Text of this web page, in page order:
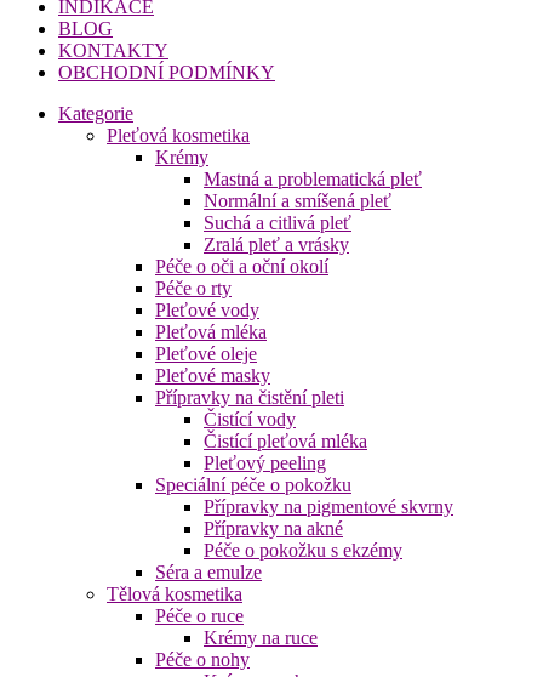
INDIKACE
BLOG
KONTAKTY
OBCHODNÍ PODMÍNKY
Kategorie
Pleťová kosmetika
Krémy
Mastná a problematická pleť
Normální a smíšená pleť
Suchá a citlivá pleť
Zralá pleť a vrásky
Péče o oči a oční okolí
Péče o rty
Pleťové vody
Pleťová mléka
Pleťové oleje
Pleťové masky
Přípravky na čistění pleti
Čistící vody
Čistící pleťová mléka
Pleťový peeling
Speciální péče o pokožku
Přípravky na pigmentové skvrny
Přípravky na akné
Péče o pokožku s ekzémy
Séra a emulze
Tělová kosmetika
Péče o ruce
Krémy na ruce
Péče o nohy